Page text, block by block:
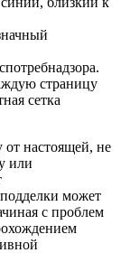
страницу
сетка
настоящей, не
или
подделки может
с проблем